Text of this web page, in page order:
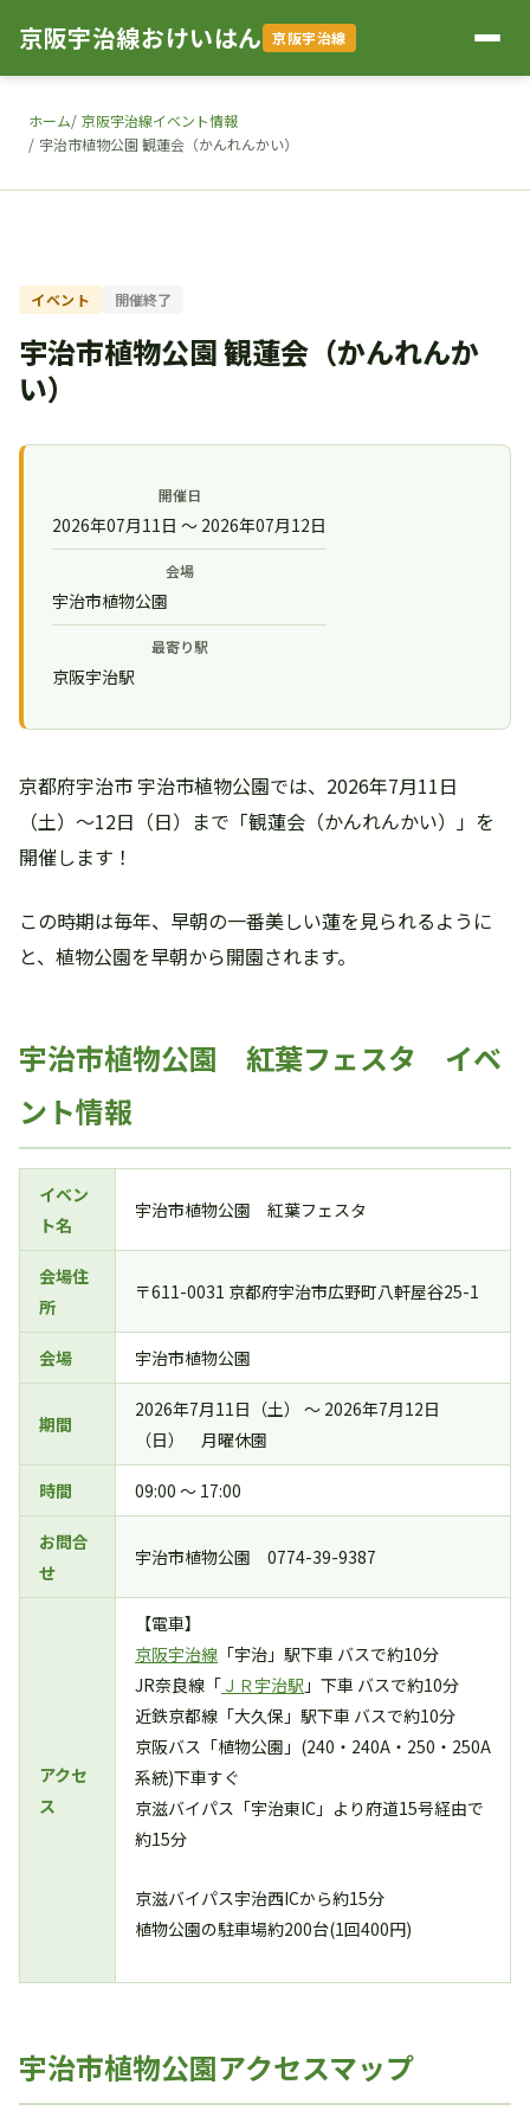
京阪宇治線おけいはん 京阪宇治線
ホーム 京阪宇治線イベント情報
宇治市植物公園 観蓮会（かんれんかい）
イベント 開催終了
宇治市植物公園 観蓮会（かんれんか
い）
開催日
2026年07月11日 〜 2026年07月12日
会場
宇治市植物公園
最寄り駅
京阪宇治駅
京都府宇治市 宇治市植物公園では、2026年7月11日
（土）～12日（日）まで「観蓮会（かんれんかい）」を
開催します！
この時期は毎年、早朝の一番美しい蓮を見られるように
と、植物公園を早朝から開園されます。
宇治市植物公園 紅葉フェスタ イベ
ント情報
イベン
ト名
宇治市植物公園 紅葉フェスタ
会場住
所
〒611-0031 京都府宇治市広野町八軒屋谷25-1
会場 宇治市植物公園
期間
2026年7月11日（土） ～ 2026年7月12日
（日） 月曜休園
時間 09:00 ～ 17:00
お問合
せ
宇治市植物公園 0774-39-9387
アクセ
ス
【電車】
京阪宇治線 「宇治」駅下車 バスで約10分
JR奈良線「 ＪＲ宇治駅 」下車 バスで約10分
近鉄京都線「大久保」駅下車 バスで約10分
京阪バス「植物公園」(240・240A・250・250A
系統)下車すぐ
京滋バイパス「宇治東IC」より府道15号経由で
約15分
京滋バイパス宇治西ICから約15分
植物公園の駐車場約200台(1回400円)
宇治市植物公園アクセスマップ